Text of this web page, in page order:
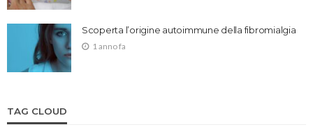
Scoperta l’origine autoimmune della fibromialgia
1 anno fa
TAG CLOUD